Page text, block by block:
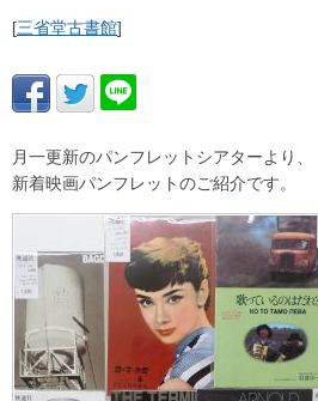
[三省堂古書館]
月一更新のパンフレットシアターより、
新着映画パンフレットのご紹介です。